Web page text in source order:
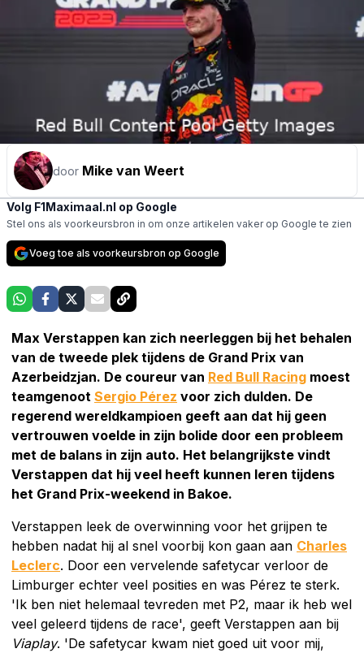
door Mike van Weert
Volg F1Maximaal.nl op Google
Stel ons als voorkeursbron in om onze artikelen vaker op Google te zien
Voeg toe als voorkeursbron op Google
Max Verstappen kan zich neerleggen bij het behalen
van de tweede plek tijdens de Grand Prix van
Azerbeidzjan. De coureur van Red Bull Racing moest
teamgenoot Sergio Pérez voor zich dulden. De
regerend wereldkampioen geeft aan dat hij geen
vertrouwen voelde in zijn bolide door een probleem
met de balans in zijn auto. Het belangrijkste vindt
Verstappen dat hij veel heeft kunnen leren tijdens
het Grand Prix-weekend in Bakoe.
Verstappen leek de overwinning voor het grijpen te
hebben nadat hij al snel voorbij kon gaan aan Charles
Leclerc. Door een vervelende safetycar verloor de
Limburger echter veel posities en was Pérez te sterk.
'Ik ben niet helemaal tevreden met P2, maar ik heb wel
veel geleerd tijdens de race', geeft Verstappen aan bij
Viaplay. 'De safetycar kwam niet goed uit voor mij,